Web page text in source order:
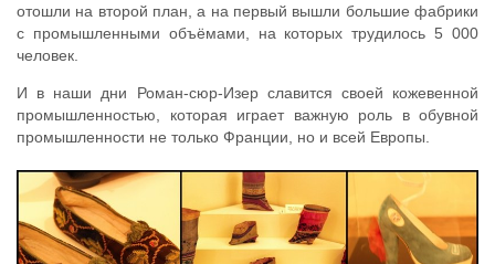
отошли на второй план, а на первый вышли большие фабрики
с промышленными объёмами, на которых трудилось 5 000
человек.
И в наши дни Роман-сюр-Изер славится своей кожевенной
промышленностью, которая играет важную роль в обувной
промышленности не только Франции, но и всей Европы.